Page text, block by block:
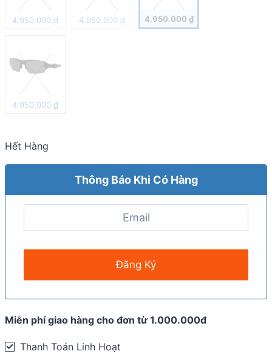
4.950.000 ₫ 4.950.000 ₫ 4.950.000 ₫
4.950.000 ₫
Hết Hàng
Thông Báo Khi Có Hàng
Miễn phí giao hàng cho đơn từ 1.000.000đ
Thanh Toán Linh Hoạt